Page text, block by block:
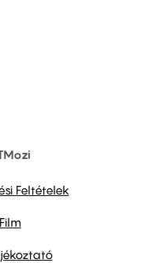
Feltételek